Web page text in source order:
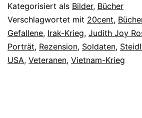
Kategorisiert als Bilder, Bücher
Verschlagwortet mit 20cent,
Gefallene, Irak-Krieg, Judith Joy
Porträt, Rezension, Soldaten,
USA, Veteranen, Vietnam-Krieg